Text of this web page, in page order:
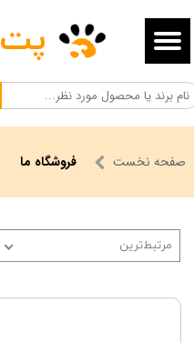
پت
حساب کاربری من
تغییر گذر واژه
سفارشات
خروج از حساب کاربری
صفحه نخست فروشگاه ما
مرتبط‌ترین